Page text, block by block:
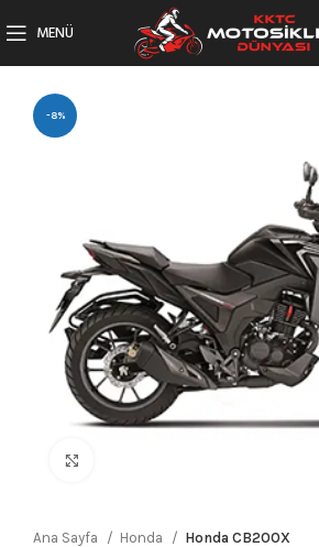
MENÜ
-8%
Ana Sayfa Honda Honda CB200X